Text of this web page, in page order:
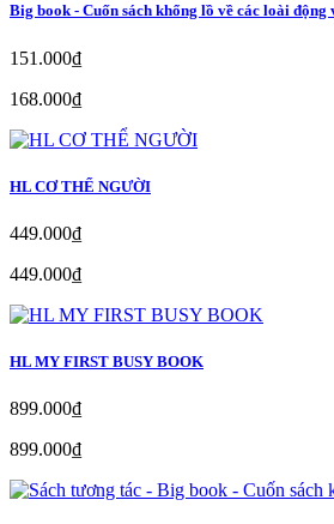
Big book - Cuốn sách khổng lồ về các loài
151.000₫
168.000₫
HL CƠ THỂ NGƯỜI
449.000₫
449.000₫
HL MY FIRST BUSY BOOK
899.000₫
899.000₫